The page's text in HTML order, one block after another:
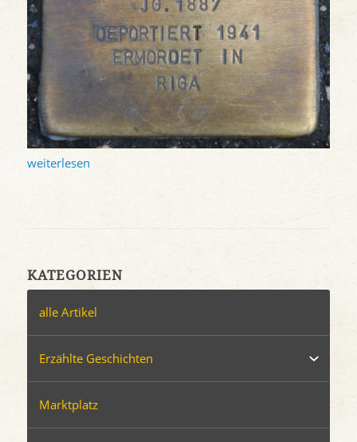
weiterlesen
KATEGORIEN
alle Artikel
Erzählte Geschichten
Marktplatz